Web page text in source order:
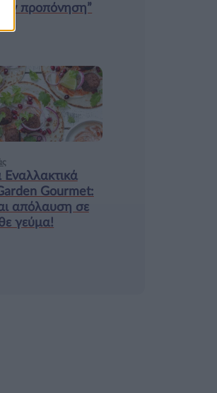
την προπόνηση”
Εναλλακτικά
Gourmet:
απόλαυση σε
γεύμα!